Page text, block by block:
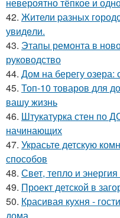
невероятно тёпкое и
42. Жители pазных
увидeли.
43. Этапы ремонта в
руководство
44. Дом на берегу озера:
45. Топ-10 товаров для
вашу жизнь
46. Штукатурка стен по
начинающих
47. Украсьте детскую
способов
48. Свет, тепло и
49. Проект детской в
50. Красивая кухня -